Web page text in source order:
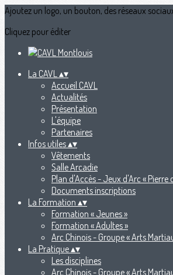
Ajoutez un logo, un bouton, des réseaux
Cliquez pour éditer
La CAVL▴▾
Accueil CAVL
Actualités
Présentation
L'équipe
Partenaires
Infos utiles▴▾
Vêtements
Salle Arcadie
Plan d'Accès - Jeux d'Arc « Pierre
Documents inscriptions
La Formation ▴▾
Formation « Jeunes »
Formation « Adultes »
Arc Chinois - Groupe « Arts
La Pratique▴▾
Les disciplines
Arc Chinois - Groupe « Arts